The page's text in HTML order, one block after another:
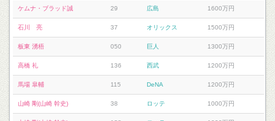
ケムナ・ブラッド誠 29 広島 1600万円
石川 亮 37 オリックス 1500万円
板東 湧梧 050 巨人 1300万円
高橋 礼 136 西武 1200万円
馬場 皐輔 115 DeNA 1200万円
山崎 剛(山崎 幹史) 38 ロッテ 1000万円